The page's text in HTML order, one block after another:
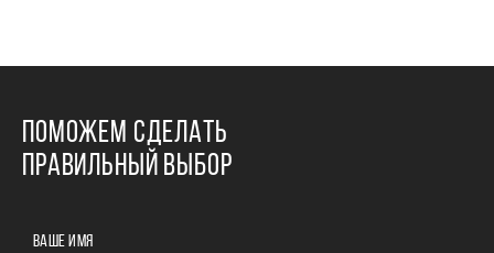
ПОМОЖЕМ СДЕЛАТЬ
ПРАВИЛЬНЫЙ ВЫБОР
ВАШЕ ИМЯ